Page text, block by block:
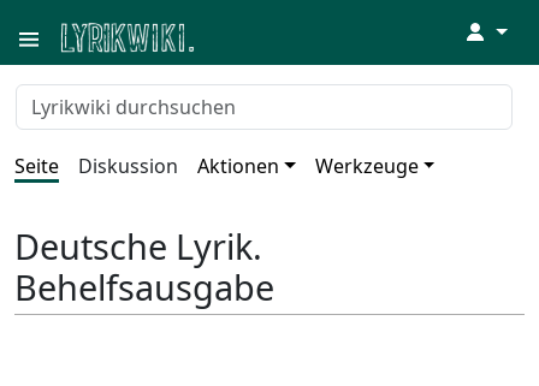
↓
Seite Diskussion Aktionen Werkzeuge
Deutsche Lyrik.
Behelfsausgabe